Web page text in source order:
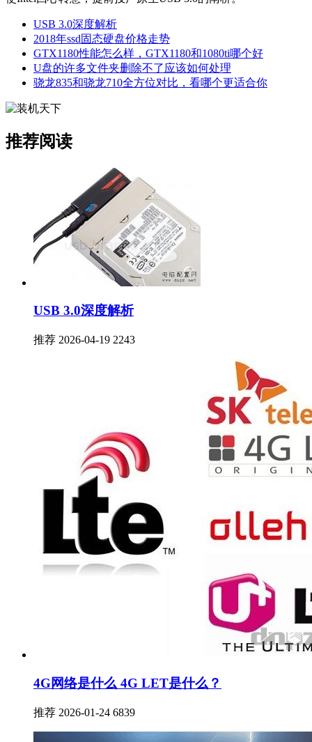
USB 3.0深度解析
2018年ssd固态硬盘价格走势
GTX1180性能怎么样，GTX1180和1080ti哪个好
U盘的许多文件夹删除不了应该如何处理
骁龙835和骁龙710全方位对比，看哪个更适合你
推荐阅读
USB 3.0深度解析
推荐 2026-04-19 2243
4G网络是什么 4G LET是什么？
推荐 2026-01-24 6839